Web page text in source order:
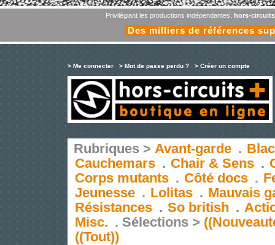
Privilégiant les productions indépendantes, hors-
Des milliers de références
> Me connecter > Mot de passe perdu ? > Créer un compte
Rubriques > Avant-garde .
Cauchemars . Chair & Sens .
Corps mutants . Côté docs .
Jeunesse . Lolitas . Mauvais
Résistances . So british .
Misc. . Sélections >
((Tout))